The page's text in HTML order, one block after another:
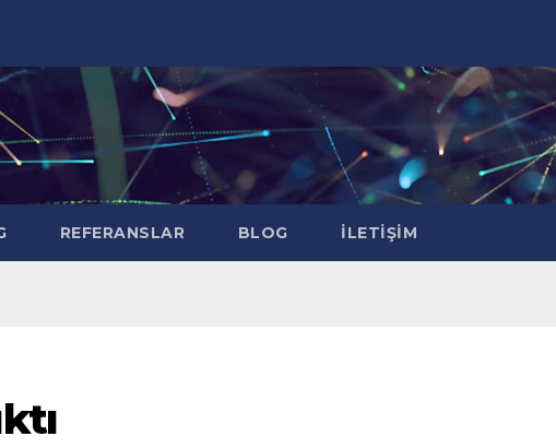
REFERANSLAR BLOG İLETIŞIM